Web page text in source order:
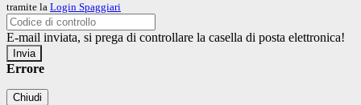
tramite la Login Spaggiari
E-mail inviata, si prega di controllare la casella di posta elettronica!
Errore
Chiudi